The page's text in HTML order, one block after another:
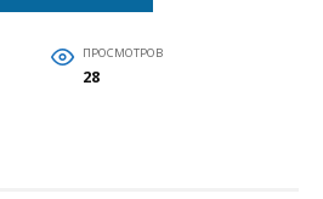
ПРОСМОТРОВ
28